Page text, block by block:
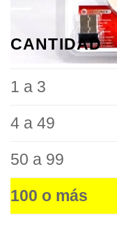
CANTIDAD
1 a 3
4 a 49
50 a 99
100 o más